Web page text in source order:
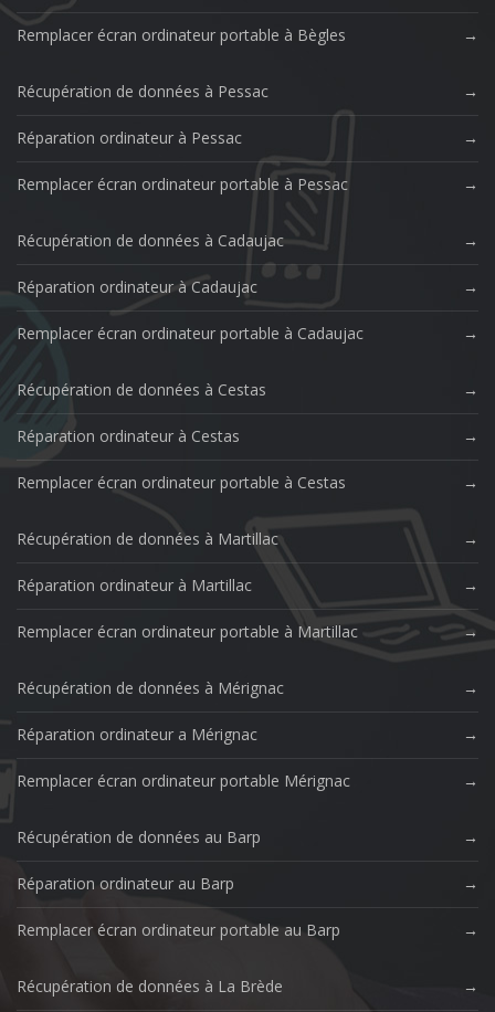
Remplacer écran ordinateur portable à Bègles
Récupération de données à Pessac
Réparation ordinateur à Pessac
Remplacer écran ordinateur portable à Pessac
Récupération de données à Cadaujac
Réparation ordinateur à Cadaujac
Remplacer écran ordinateur portable à Cadaujac
Récupération de données à Cestas
Réparation ordinateur à Cestas
Remplacer écran ordinateur portable à Cestas
Récupération de données à Martillac
Réparation ordinateur à Martillac
Remplacer écran ordinateur portable à Martillac
Récupération de données à Mérignac
Réparation ordinateur a Mérignac
Remplacer écran ordinateur portable Mérignac
Récupération de données au Barp
Réparation ordinateur au Barp
Remplacer écran ordinateur portable au Barp
Récupération de données à La Brède